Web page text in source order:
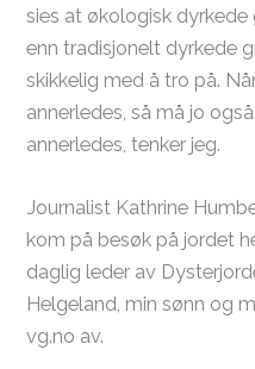
sies at økologisk dyrkede
enn tradisjonelt dyrkede
skikkelig med å tro på.
annerledes, så må jo
annerledes, tenker jeg.
Journalist Kathrine
kom på besøk på jordet
daglig leder av
Helgeland, min sønn og
vg.no av.